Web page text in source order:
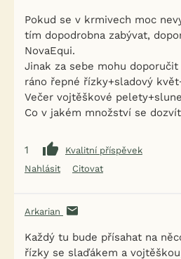
Pokud se v krmivech moc
tím dopodrobna zabývat,
NovaEqui.
Jinak za sebe mohu
ráno řepné řízky+sladový
Večer vojtěškové
Co v jakém množství se
1
Kvalitní příspěvek
Nahlásit
Citovat
Arkarian
Každý tu bude přísahat na
řízky se slaďákem a